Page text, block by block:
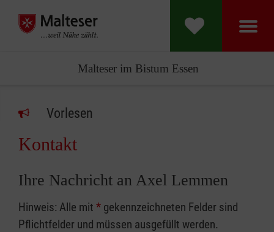
Malteser im Bistum Essen
Vorlesen
Kontakt
Ihre Nachricht an Axel Lemmen
Hinweis: Alle mit * gekennzeichneten Felder sind
Pflichtfelder und müssen ausgefüllt werden.